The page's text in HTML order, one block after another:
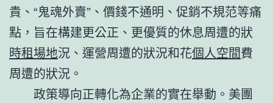
貴、“鬼魂外賣”、價錢不通明、促銷不規范等痛
點，旨在構建更公正、更優質的休息周遭的狀
時租場地況、運營周遭的狀況和花個人空間費
周遭的狀況。
政策導向正轉化為企業的實在舉動。美團